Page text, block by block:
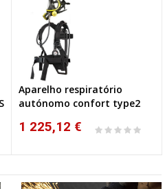
Aparelho respiratório
autónomo confort type2
1 225,12 €